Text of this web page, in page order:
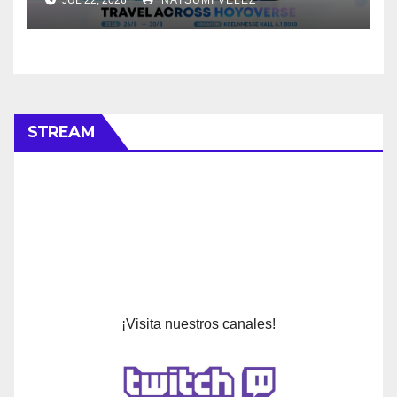
STREAM
¡Visita nuestros canales!